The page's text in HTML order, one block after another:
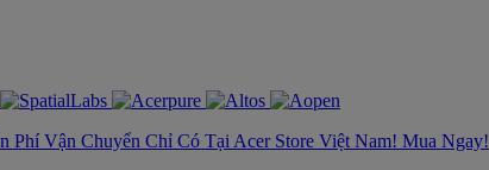
Phí Vận Chuyển Chỉ Có Tại Acer Store Việt Nam! Mua Ngay!